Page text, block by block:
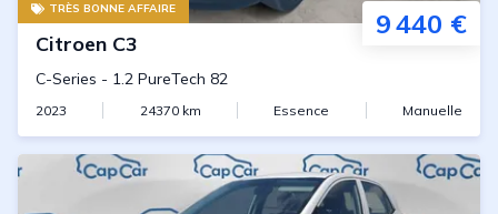
TRÈS BONNE AFFAIRE 9 440 €
Citroen C3
C-Series - 1.2 PureTech 82
2023 24370km Essence Manuelle